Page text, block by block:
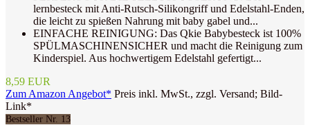
lernbesteck mit Anti-Rutsch-Silikongriff und Edelstahl-Enden,
die leicht zu spießen Nahrung mit baby gabel und...
EINFACHE REINIGUNG: Das Qkie Babybesteck ist 100%
SPÜLMASCHINENSICHER und macht die Reinigung zum
Kinderspiel. Aus hochwertigem Edelstahl gefertigt...
8,59 EUR
Zum Amazon Angebot* Preis inkl. MwSt., zzgl. Versand; Bild-
Link*
Bestseller Nr. 13